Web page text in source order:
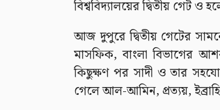
বিশ্ববিদ্যালয়ের দ্বিতীয় গেট
আজ দুপুরে দ্বিতীয় গেটের
মাসফিক, বাংলা বিভাগের
কিছুক্ষণ পর সাদী ও তার
গেলে আল-আমিন, প্রত্যয়,